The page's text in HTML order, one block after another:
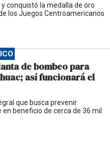
conquistó la medalla de oro
los Juegos Centroamericanos
de bombeo para
así funcionará el
que busca prevenir
beneficio de cerca de 36 mil